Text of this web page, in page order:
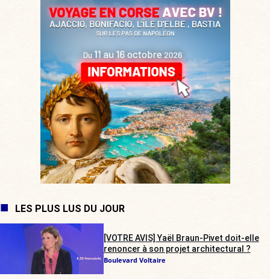
LES PLUS LUS DU JOUR
[VOTRE AVIS] Yaël Braun-Pivet doit-elle
renoncer à son projet architectural ?
Boulevard Voltaire